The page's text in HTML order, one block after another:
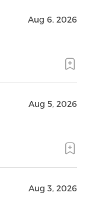
Aug 6, 2026
Aug 5, 2026
Aug 3, 2026